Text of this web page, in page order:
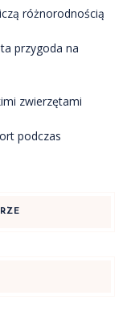
różnorodnością
przygoda na
zwierzętami
podczas